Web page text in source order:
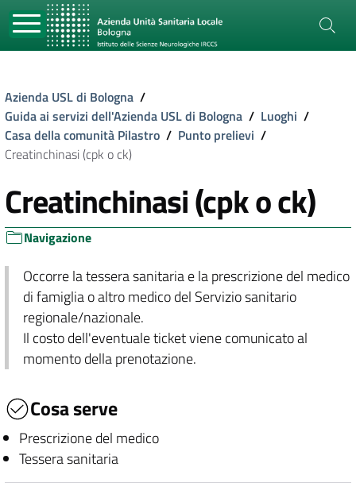
Azienda USL di Bologna /
Guida ai servizi dell'Azienda USL di Bologna / Luoghi /
Casa della comunità Pilastro / Punto prelievi /
Creatinchinasi (cpk o ck)
Creatinchinasi (cpk o ck)
Navigazione
Occorre la tessera sanitaria e la prescrizione del medico
di famiglia o altro medico del Servizio sanitario
regionale/nazionale.
Il costo dell'eventuale ticket viene comunicato al
momento della prenotazione.
Cosa serve
Prescrizione del medico
Tessera sanitaria